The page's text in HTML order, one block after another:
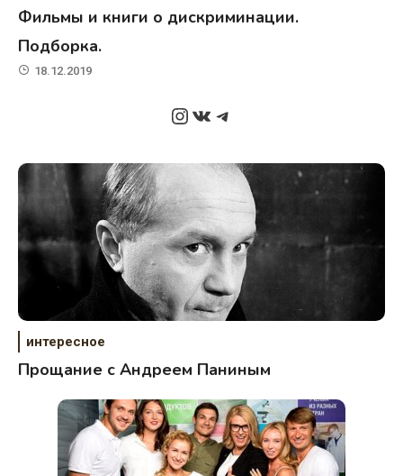
Фильмы и книги о дискриминации.
Подборка.
18.12.2019
Instagram
ВКонтакте
Telegram
интересное
Прощание с Андреем Паниным